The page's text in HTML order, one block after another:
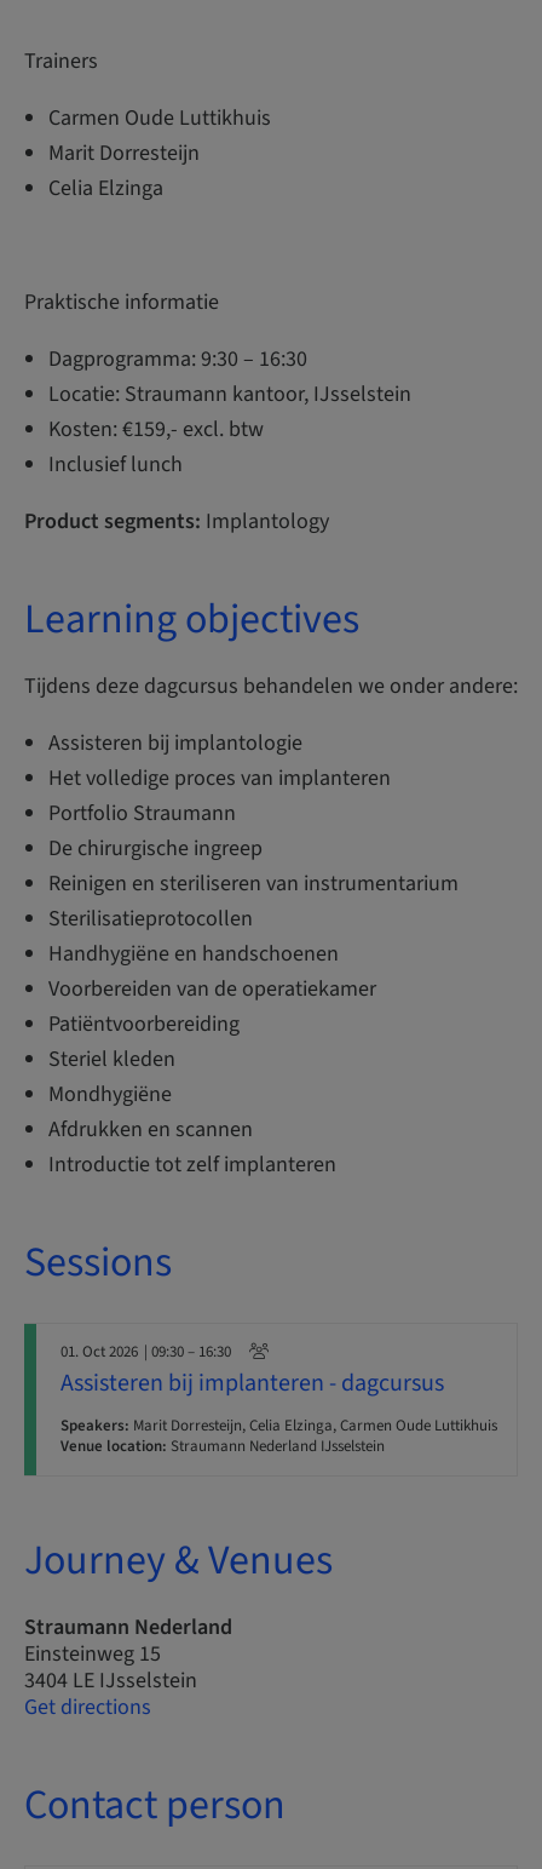
Trainers
Carmen Oude Luttikhuis
Marit Dorresteijn
Celia Elzinga
Praktische informatie
Dagprogramma: 9:30 – 16:30
Locatie: Straumann kantoor, IJsselstein
Kosten: €159,- excl. btw
Inclusief lunch
Product segments: Implantology
Learning objectives
Tijdens deze dagcursus behandelen we onder andere:
Assisteren bij implantologie
Het volledige proces van implanteren
Portfolio Straumann
De chirurgische ingreep
Reinigen en steriliseren van instrumentarium
Sterilisatieprotocollen
Handhygiëne en handschoenen
Voorbereiden van de operatiekamer
Patiëntvoorbereiding
Steriel kleden
Mondhygiëne
Afdrukken en scannen
Introductie tot zelf implanteren
Sessions
01. Oct 2026 | 09:30 – 16:30
Assisteren bij implanteren - dagcursus
Speakers: Marit Dorresteijn, Celia Elzinga, Carmen Oude Luttikhuis
Venue location: Straumann Nederland IJsselstein
Journey & Venues
Straumann Nederland
Einsteinweg 15
3404 LE IJsselstein
Get directions
Contact person